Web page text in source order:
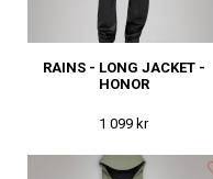
RAINS - LONG JACKET -
HONOR
1 099 kr